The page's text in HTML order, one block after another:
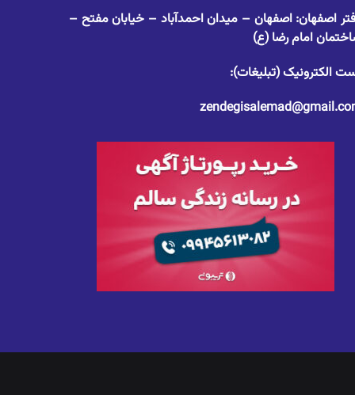
اصفهان: اصفهان – میدان احمدآباد – خیابان مفتح –
امام رضا (ع)
الکترونیک (تبلیغات):